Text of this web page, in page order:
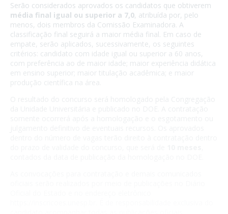
Serão considerados aprovados os candidatos que obtiverem
média final igual ou superior a 7,0, atribuída por, pelo
menos, dois membros da Comissão Examinadora. A
classificação final seguirá a maior média final. Em caso de
empate, serão aplicados, sucessivamente, os seguintes
critérios: candidato com idade igual ou superior a 60 anos,
com preferência ao de maior idade; maior experiência didática
em ensino superior; maior titulação acadêmica; e maior
produção científica na área.